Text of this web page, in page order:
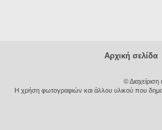
Αρχική σελίδα
©
Η χρήση φωτογραφιών και άλλου υλικού που